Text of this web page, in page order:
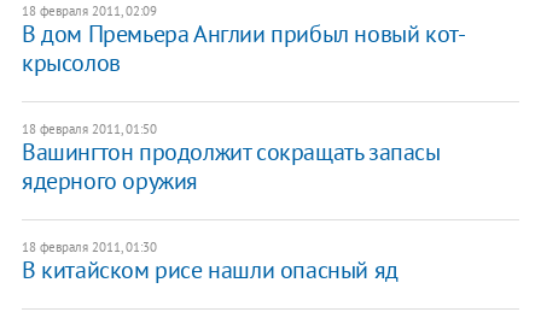
18 февраля 2011, 02:09
В дом Премьера Англии прибыл новый кот-
крысолов
18 февраля 2011, 01:50
Вашингтон продолжит сокращать запасы
ядерного оружия
18 февраля 2011, 01:30
В китайском рисе нашли опасный яд